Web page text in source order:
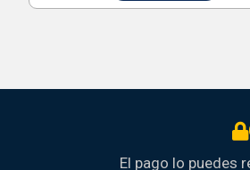
El pago lo puedes